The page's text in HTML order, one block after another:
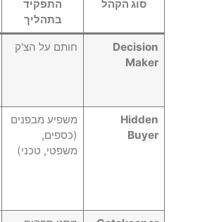
סוג הקהל
התפקיד
בתהליך
Decision
Maker
חותם על הצ'ק
Hidden
Buyer
משפיע מבפנים
(כספים,
משפטי, טכני)